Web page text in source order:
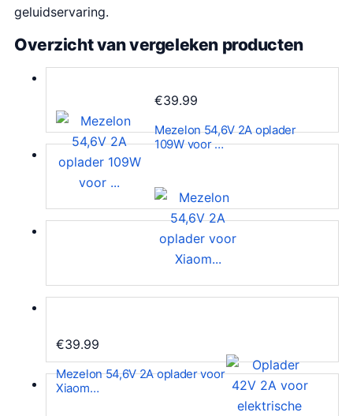
geluidservaring.
Overzicht van vergeleken producten
€39.99
Mezelon 54,6V 2A oplader
109W voor …
€39.99
Mezelon 54,6V 2A oplader voor
Xiaom…